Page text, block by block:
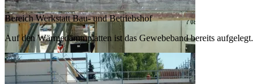
Bereich Werkstatt Bau- und Betriebshof
Auf den Wärmedämmplatten ist das Gewebeband bereits aufgelegt.